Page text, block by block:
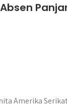
Amerika